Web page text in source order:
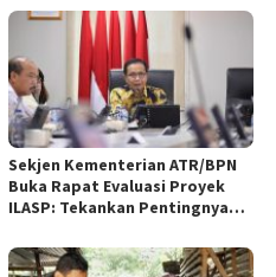
empat Rancangan Peraturan
Daerah (Raperda) yang
diajukan Pemerintah Kota
Bandung
Sekjen Kementerian ATR/BPN
Buka Rapat Evaluasi Proyek
ILASP: Tekankan Pentingnya
Anggaran